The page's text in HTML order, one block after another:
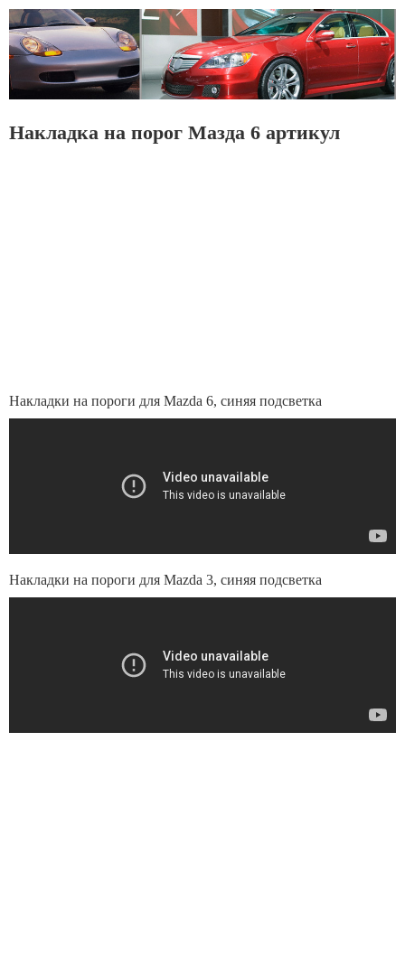
Накладка на порог Мазда 6 артикул
Накладки на пороги для Mazda 6, синяя подсветка
Накладки на пороги для Mazda 3, синяя подсветка